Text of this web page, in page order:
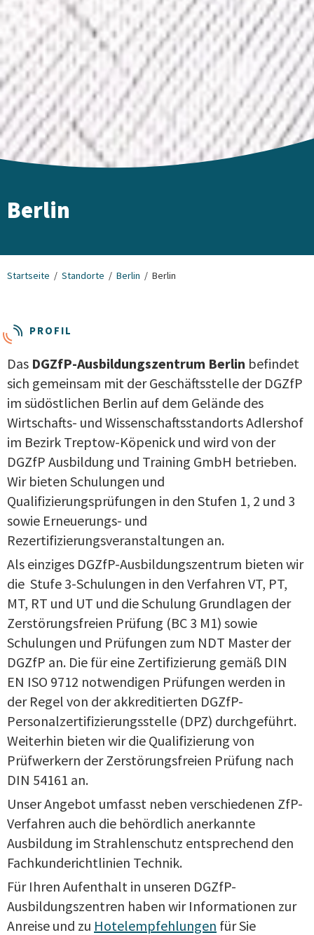
Berlin
Startseite Standorte Berlin Berlin
PROFIL
Das DGZfP-Ausbildungszentrum Berlin befindet
sich gemeinsam mit der Geschäftsstelle der DGZfP
im südöstlichen Berlin auf dem Gelände des
Wirtschafts- und Wissenschaftsstandorts Adlershof
im Bezirk Treptow-Köpenick und wird von der
DGZfP Ausbildung und Training GmbH betrieben.
Wir bieten Schulungen und
Qualifizierungsprüfungen in den Stufen 1, 2 und 3
sowie Erneuerungs- und
Rezertifizierungsveranstaltungen an.
Als einziges DGZfP-Ausbildungszentrum bieten wir
die Stufe 3-Schulungen in den Verfahren VT, PT,
MT, RT und UT und die Schulung Grundlagen der
Zerstörungsfreien Prüfung (BC 3 M1) sowie
Schulungen und Prüfungen zum NDT Master der
DGZfP an. Die für eine Zertifizierung gemäß DIN
EN ISO 9712 notwendigen Prüfungen werden in
der Regel von der akkreditierten DGZfP-
Personalzertifizierungsstelle (DPZ) durchgeführt.
Weiterhin bieten wir die Qualifizierung von
Prüfwerkern der Zerstörungsfreien Prüfung nach
DIN 54161 an.
Unser Angebot umfasst neben verschiedenen ZfP-
Verfahren auch die behördlich anerkannte
Ausbildung im Strahlenschutz entsprechend den
Fachkunderichtlinien Technik.
Für Ihren Aufenthalt in unseren DGZfP-
Ausbildungszentren haben wir Informationen zur
Anreise und zu Hotelempfehlungen für Sie